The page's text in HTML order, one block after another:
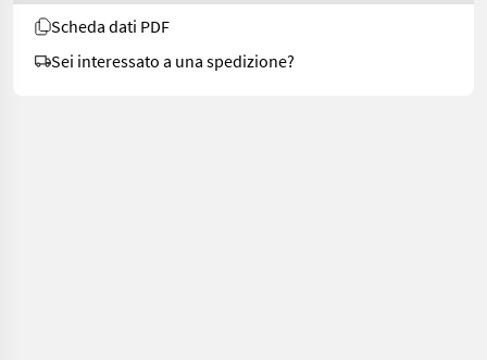
Scheda dati PDF
Sei interessato a una spedizione?